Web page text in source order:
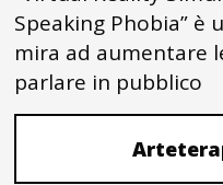
Speaking Phobia” è
mira ad aumentare
parlare in pubblico